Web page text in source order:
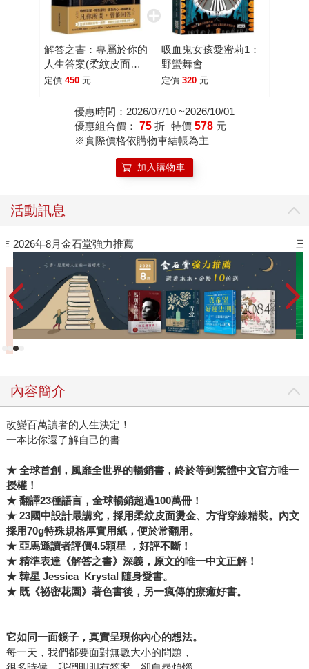
解答之書：專屬於你的
人生答案(柔紋皮面燙
金＋方背穿線精裝)
定價 450 元
吸血鬼女孩愛蜜莉1：
野蠻舞會
定價 320 元
優惠時間：2026/07/10 ~2026/10/01
優惠組合價： 75 折 特價 578 元
※實際價格依購物車結帳為主
加入購物車
活動訊息
三采童書滿額送防水袋
內容簡介
改變百萬讀者的人生決定！
一本比你還了解自己的書
★ 全球首創，風靡全世界的暢銷書，終於等到繁體中文官方唯一
授權！
★ 翻譯23種語言，全球暢銷超過100萬冊！
★ 23國中設計最講究，採用柔紋皮面燙金、方背穿線精裝。內文
採用70g特殊規格厚實用紙，便於常翻用。
★ 亞馬遜讀者評價4.5顆星
，好評不斷！
★ 精準表達《解答之書》深義，原文的唯一中文正解！
★ 韓星 Jessica Krystal 隨身愛書。
★ 既《祕密花園》著色書後，另一瘋傳的療癒好書。
它如同一面鏡子，真實呈現你內心的想法。
每一天，我們都要面對無數大小的問題，